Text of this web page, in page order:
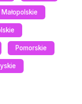
Małopolskie
Pomorskie